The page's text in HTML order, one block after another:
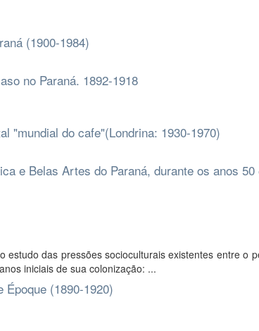
(1900-1984)
no Paraná. 1892-1918
"mundial do cafe"(Londrina: 1930-1970)
e Belas Artes do Paraná, durante os anos 50
das pressões socioculturais existentes entre o
iniciais de sua colonização: ...
(1890-1920)